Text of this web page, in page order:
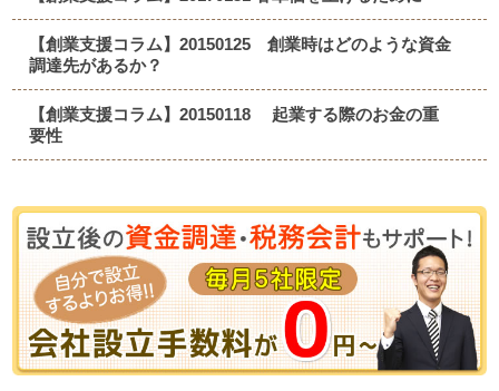
【創業支援コラム】20150125 創業時はどのような資金
調達先があるか？
【創業支援コラム】20150118 起業する際のお金の重
要性